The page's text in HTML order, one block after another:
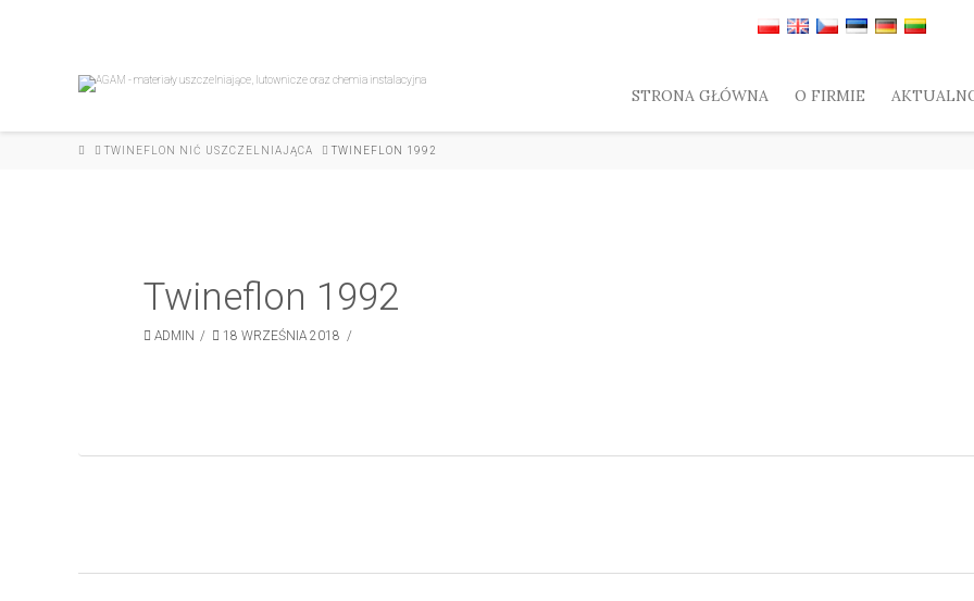
STRONA GŁÓWNA O FIRMIE
HOMETWINEFLON NIĆ USZCZELNIAJĄCA TWINEFLON 1992
Twineflon 1992
ADMIN 18 WRZEŚNIA 2018